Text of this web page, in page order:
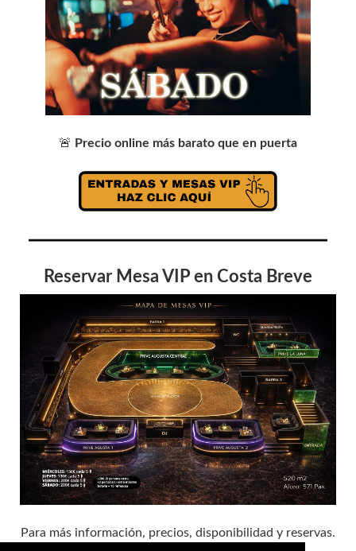
🚨 Precio online más barato que en puerta
Reservar Mesa VIP en Costa Breve
Para más información, precios, disponibilidad y reservas.